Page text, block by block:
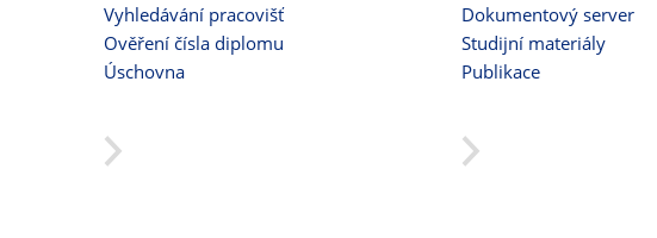
Vyhledávání pracovišť
Ověření čísla diplomu
Úschovna
Dokumentový server
Studijní materiály
Publikace